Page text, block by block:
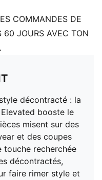
COMMANDES DE
60 JOURS AVEC TON
décontracté : la
booste le
misent sur des
et des coupes
recherchée
décontractés,
faire rimer style et